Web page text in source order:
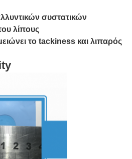
συστατικών
λίπους
το tackiness και λιπαρός